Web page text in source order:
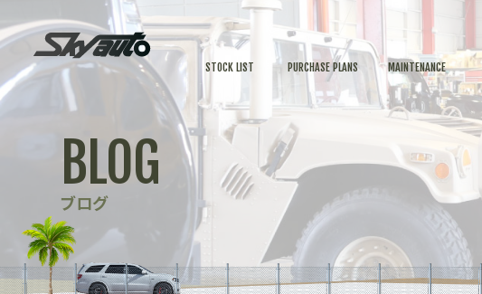
STOCK LIST PURCHASE PLANS MAINTENANCE
BLOG
ブログ